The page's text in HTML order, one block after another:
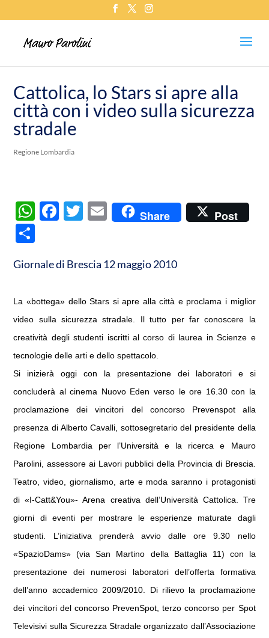
Cattolica, lo Stars si apre alla
città con i video sulla sicurezza
stradale
Regione Lombardia
W
s
p
p
F
b
o
k
T
er
E
Share Post
n
vi
di
Giornale di Brescia 12 maggio 2010
La «bottega» dello Stars si apre alla città e proclama i miglior
video sulla sicurezza stradale. Il tutto per far conoscere la
creatività degli studenti iscritti al corso di laurea in Scienze e
tecnologie delle arti e dello spettacolo.
Si inizierà oggi con la presentazione dei laboratori e si
concluderà al cinema Nuovo Eden verso le ore 16.30 con la
proclamazione dei vincitori del concorso Prevenspot alla
presenza di Alberto Cavalli, sottosegretario del presidente della
Regione Lombardia per l’Università e la ricerca e Mauro
Parolini, assessore ai Lavori pubblici della Provincia di Brescia.
Teatro, video, giornalismo, arte e moda saranno i protagonisti
di «I-Catt&You»- Arena creativa dell’Università Cattolica. Tre
giorni di eventi per mostrare le esperienze maturate dagli
studenti. L’iniziativa prenderà avvio dalle ore 9.30 nello
«SpazioDams» (via San Martino della Battaglia 11) con la
presentazione dei numerosi laboratori dell’offerta formativa
dell’anno accademico 2009/2010. Di rilievo la proclamazione
dei vincitori del concorso PrevenSpot, terzo concorso per Spot
Televisivi sulla Sicurezza Stradale organizzato dall’Associazione